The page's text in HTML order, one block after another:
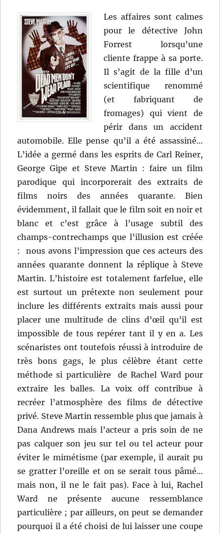
Les affaires sont calmes
pour le détective John
Forrest lorsqu’une
cliente frappe à sa porte.
Il s’agit de la fille d’un
scientifique renommé
(et fabriquant de
fromages) qui vient de
périr dans un accident
automobile. Elle pense qu’il a été assassiné…
L’idée a germé dans les esprits de Carl Reiner,
George Gipe et Steve Martin : faire un film
parodique qui incorporerait des extraits de
films noirs des années quarante. Bien
évidemment, il fallait que le film soit en noir et
blanc et c’est grâce à l’usage subtil des
champs-contrechamps que l’illusion est créée
: nous avons l’impression que ces acteurs des
années quarante donnent la réplique à Steve
Martin. L’histoire est totalement farfelue, elle
est surtout un prétexte non seulement pour
inclure les différents extraits mais aussi pour
placer une multitude de clins d’œil qu’il est
impossible de tous repérer tant il y en a. Les
scénaristes ont toutefois réussi à introduire de
très bons gags, le plus célèbre étant cette
méthode si particulière de Rachel Ward pour
extraire les balles. La voix off contribue à
recréer l’atmosphère des films de détective
privé. Steve Martin ressemble plus que jamais à
Dana Andrews mais l’acteur a pris soin de ne
pas calquer son jeu sur tel ou tel acteur pour
éviter le mimétisme (par exemple, il aurait pu
se gratter l’oreille et on se serait tous pâmé…
mais non, il ne le fait pas). Face à lui, Rachel
Ward ne présente aucune ressemblance
particulière ; par ailleurs, on peut se demander
pourquoi il a été choisi de lui laisser une coupe